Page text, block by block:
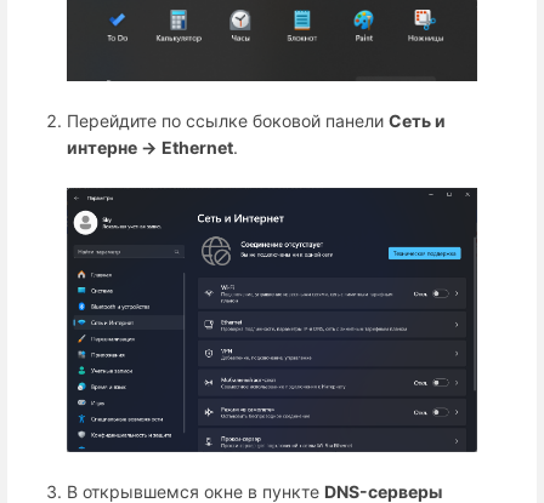
Перейдите по ссылке боковой панели Сеть и
интерне → Ethernet.
В открывшемся окне в пункте DNS-серверы